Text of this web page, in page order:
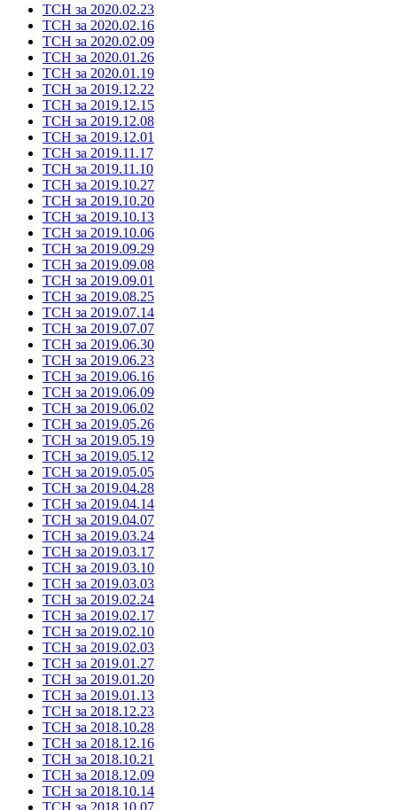
ТСН за 2020.02.23
ТСН за 2020.02.16
ТСН за 2020.02.09
ТСН за 2020.01.26
ТСН за 2020.01.19
ТСН за 2019.12.22
ТСН за 2019.12.15
ТСН за 2019.12.08
ТСН за 2019.12.01
ТСН за 2019.11.17
ТСН за 2019.11.10
ТСН за 2019.10.27
ТСН за 2019.10.20
ТСН за 2019.10.13
ТСН за 2019.10.06
ТСН за 2019.09.29
ТСН за 2019.09.08
ТСН за 2019.09.01
ТСН за 2019.08.25
ТСН за 2019.07.14
ТСН за 2019.07.07
ТСН за 2019.06.30
ТСН за 2019.06.23
ТСН за 2019.06.16
ТСН за 2019.06.09
ТСН за 2019.06.02
ТСН за 2019.05.26
ТСН за 2019.05.19
ТСН за 2019.05.12
ТСН за 2019.05.05
ТСН за 2019.04.28
ТСН за 2019.04.14
ТСН за 2019.04.07
ТСН за 2019.03.24
ТСН за 2019.03.17
ТСН за 2019.03.10
ТСН за 2019.03.03
ТСН за 2019.02.24
ТСН за 2019.02.17
ТСН за 2019.02.10
ТСН за 2019.02.03
ТСН за 2019.01.27
ТСН за 2019.01.20
ТСН за 2019.01.13
ТСН за 2018.12.23
ТСН за 2018.10.28
ТСН за 2018.12.16
ТСН за 2018.10.21
ТСН за 2018.12.09
ТСН за 2018.10.14
ТСН за 2018.10.07